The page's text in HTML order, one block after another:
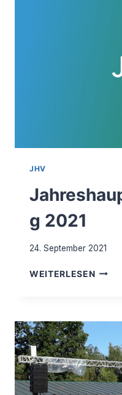
JHV
g 2021
24. September 2021
WEITERLESEN